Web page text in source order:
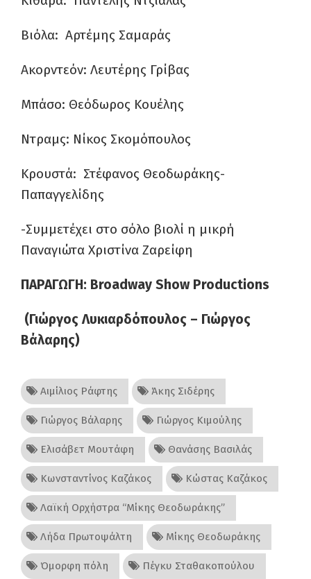
Βιόλα: Αρτέμης Σαμαράς
Ακορντεόν: Λευτέρης Γρίβας
Μπάσο: Θεόδωρος Κουέλης
Ντραμς: Νίκος Σκομόπουλος
Κρουστά: Στέφανος Θεοδωράκης-
Παπαγγελίδης
-Συμμετέχει στο σόλο βιολί η μικρή
Παναγιώτα Χριστίνα Ζαρείφη
ΠΑΡΑΓΩΓΗ: Broadway Show Productions
(Γιώργος Λυκιαρδόπουλος – Γιώργος
Βάλαρης)
Αιμίλιος Ράφτης Άκης Σιδέρης
Γιώργος Βάλαρης Γιώργος Κιμούλης
Ελισάβετ Μουτάφη Θανάσης Βασιλάς
Κωνσταντίνος Καζάκος Κώστας Καζάκος
Λαϊκή Ορχήστρα “Μίκης Θεοδωράκης”
Λήδα Πρωτοψάλτη Μίκης Θεοδωράκης
Όμορφη πόλη Πέγκυ Σταθακοπούλου